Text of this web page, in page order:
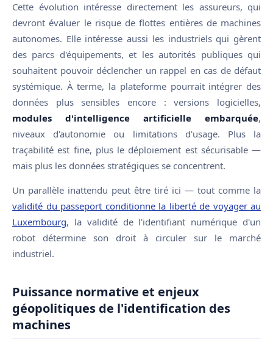
Cette évolution intéresse directement les assureurs, qui
devront évaluer le risque de flottes entières de machines
autonomes. Elle intéresse aussi les industriels qui gèrent
des parcs d'équipements, et les autorités publiques qui
souhaitent pouvoir déclencher un rappel en cas de défaut
systémique. À terme, la plateforme pourrait intégrer des
données plus sensibles encore : versions logicielles,
modules d'intelligence artificielle embarquée,
niveaux d'autonomie ou limitations d'usage. Plus la
traçabilité est fine, plus le déploiement est sécurisable —
mais plus les données stratégiques se concentrent.
Un parallèle inattendu peut être tiré ici — tout comme la
validité du passeport conditionne la liberté de voyager au
Luxembourg, la validité de l'identifiant numérique d'un
robot détermine son droit à circuler sur le marché
industriel.
Puissance normative et enjeux
géopolitiques de l'identification des
machines